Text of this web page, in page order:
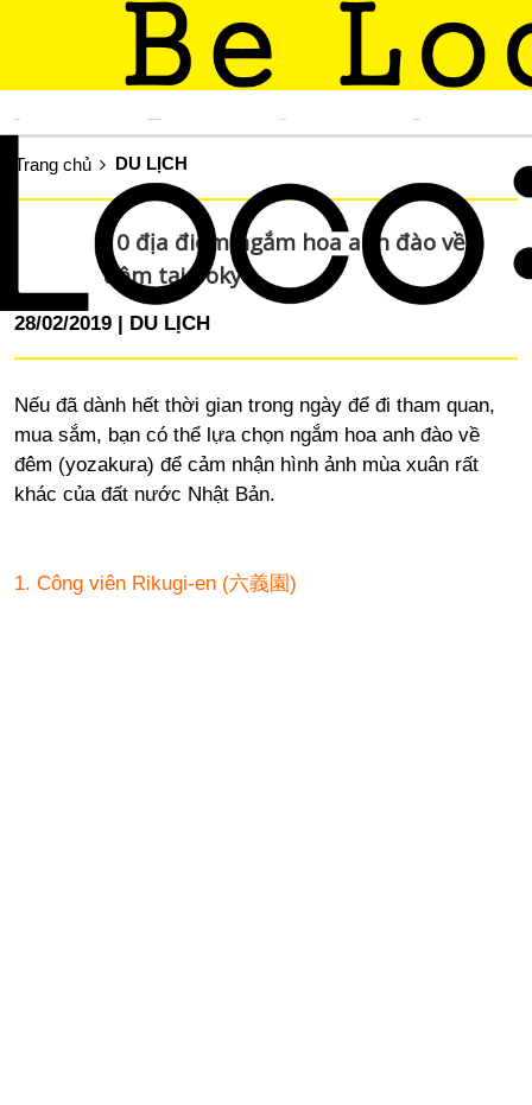
Trang chủ DU LỊCH
10 địa điểm ngắm hoa anh đào về
đêm tại Tokyo
28/02/2019 DU LỊCH
Nếu đã dành hết thời gian trong ngày để đi tham quan,
mua sắm, bạn có thể lựa chọn ngắm hoa anh đào về
đêm (yozakura) để cảm nhận hình ảnh mùa xuân rất
khác của đất nước Nhật Bản.
1. Công viên Rikugi-en (六義園)